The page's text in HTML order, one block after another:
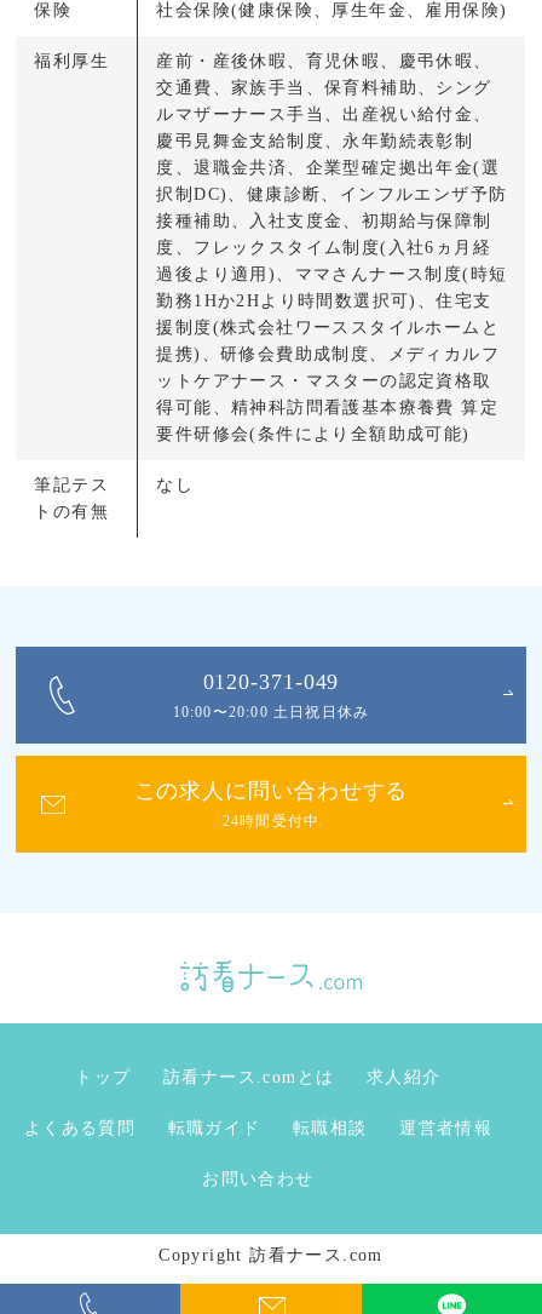
保険 社会保険(健康保険、厚生年金、雇用保険)
福利厚生
産前・産後休暇、育児休暇、慶弔休暇、
交通費、家族手当、保育料補助、シング
ルマザーナース手当、出産祝い給付金、
慶弔見舞金支給制度、永年勤続表彰制
度、退職金共済、企業型確定拠出年金(選
択制DC)、健康診断、インフルエンザ予防
接種補助、入社支度金、初期給与保障制
度、フレックスタイム制度(入社6ヵ月経
過後より適用)、ママさんナース制度(時短
勤務1Hか2Hより時間数選択可)、住宅支
援制度(株式会社ワーススタイルホームと
提携)、研修会費助成制度、メディカルフ
ットケアナース・マスターの認定資格取
得可能、精神科訪問看護基本療養費 算定
要件研修会(条件により全額助成可能)
筆記テス
トの有無
なし
0120-371-049
10:00〜20:00 土日祝日休み
この求人に問い合わせする
24時間受付中
トップ 訪看ナース.comとは 求人紹介
よくある質問 転職ガイド 転職相談 運営者情報
お問い合わせ
Copyright 訪看ナース.com